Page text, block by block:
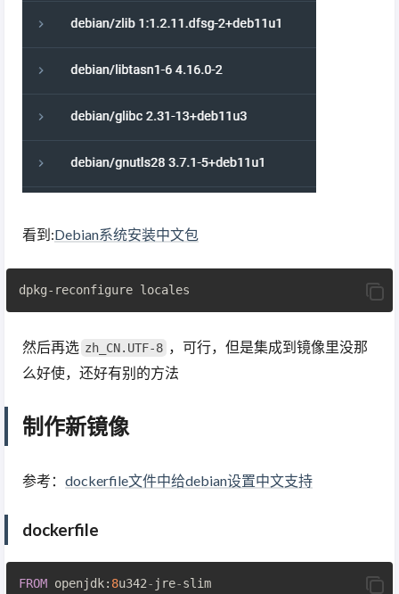
看到:Debian系统安装中文包
然后再选 zh_CN.UTF-8 ，可行，但是集成到镜像里没那
么好使，还好有别的方法
制作新镜像
参考： dockerfile文件中给debian设置中文支持
dockerfile
FROM openjdk: 8u342- jre-slim